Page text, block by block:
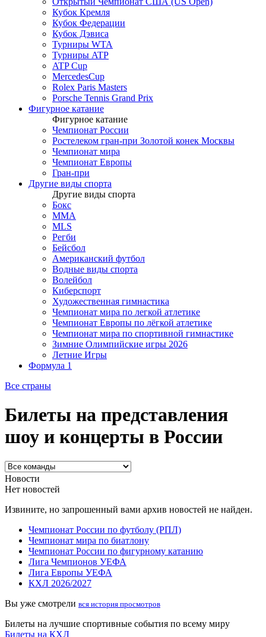
Кубок Кремля
Кубок Федерации
Кубок Дэвиса
Турниры WTA
Турниры ATP
ATP Cup
MercedesCup
Rolex Paris Masters
Porsche Tennis Grand Prix
Фигурное катание
Фигурное катание
Чемпионат России
Ростелеком гран-при Золотой конек Москвы
Чемпионат мира
Чемпионат Европы
Гран-при
Другие виды спорта
Другие виды спорта
Бокс
MMA
MLS
Регби
Бейсбол
Американский футбол
Водные виды спорта
Волейбол
Киберспорт
Художественная гимнастика
Чемпионат мира по легкой атлетике
Чемпионат Европы по лёгкой атлетике
Чемпионат мира по спортивной гимнастике
Зимние Олимпийские игры 2026
Летние Игры
Формула 1
Все страны
Билеты на представления
шоу и концерты в России
Новости
Нет новостей
Извините, но запрошенный вами архив новостей не найден.
Чемпионат России по футболу (РПЛ)
Чемпионат мира по биатлону
Чемпионат России по фигурному катанию
Лига Чемпионов УЕФА
Лига Европы УЕФА
КХЛ 2026/2027
Вы уже смотрели вся история просмотров
Билеты на лучшие спортивные события по всему миру
Билеты на КХЛ